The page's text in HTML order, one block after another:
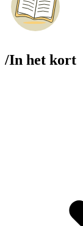
/In het kort